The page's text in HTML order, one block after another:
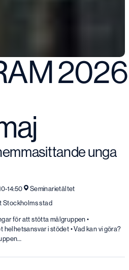
2026
unga
14:50
Seminarietältet
Stockholms stad
för att stötta målgruppen •
helhetsansvar i stödet • Vad kan vi göra?